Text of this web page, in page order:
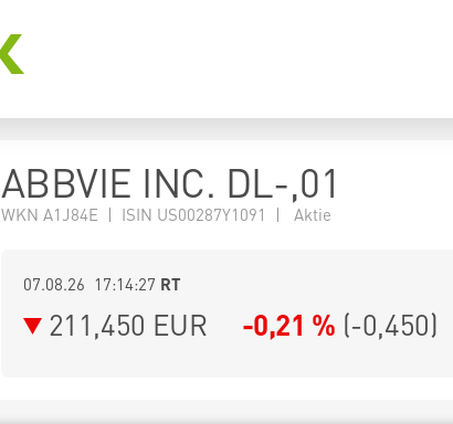
ABBVIE INC. DL-,01
WKN A1J84E | ISIN US00287Y1091 | Aktie
07.08.26 17:14:27 RT
211,450 EUR -0,21 % (-0,450)